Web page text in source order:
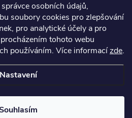
osobních údajů,
soubory cookies pro zlepšování
pro analytické účely a pro
tohoto webu
používáním. Více informacízde.
Nastavení
cookies